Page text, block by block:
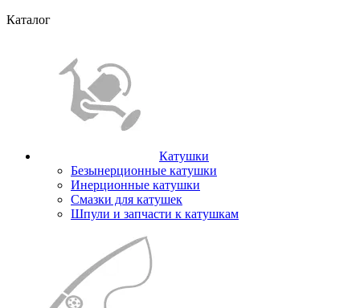
Каталог
Катушки
Безынерционные катушки
Инерционные катушки
Смазки для катушек
Шпули и запчасти к катушкам